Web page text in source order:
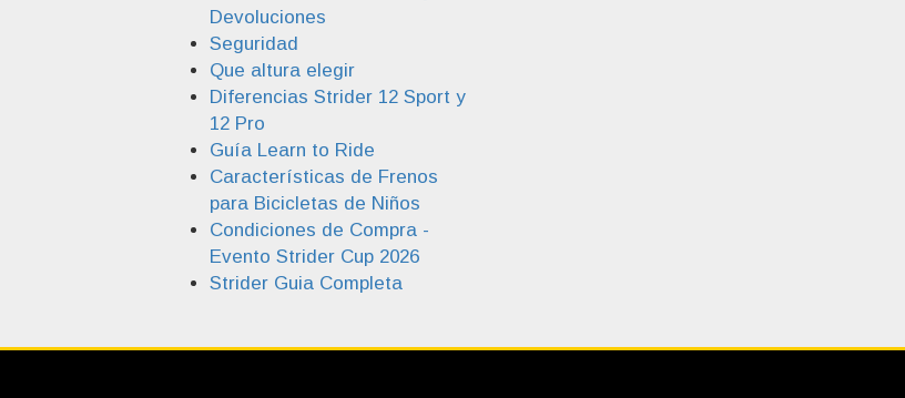
Devoluciones
Seguridad
Que altura elegir
Diferencias Strider 12 Sport y
12 Pro
Guía Learn to Ride
Características de Frenos
para Bicicletas de Niños
Condiciones de Compra -
Evento Strider Cup 2026
Strider Guia Completa